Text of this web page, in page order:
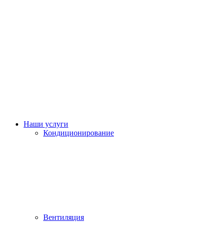
Наши услуги
Кондиционирование
Вентиляция